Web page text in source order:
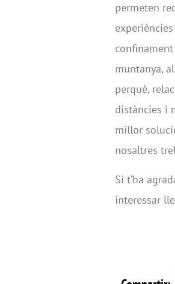
permeten
muntanya,
perquè,
distàncies i
millor
nosaltres
Si t’ha
interessar